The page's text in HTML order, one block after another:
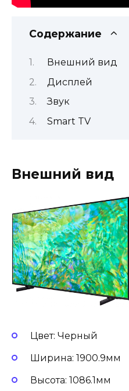
Содержание
Внешний вид
Дисплей
Звук
Smart TV
Внешний вид
Цвет: Черный
Ширина: 1900.9мм
Высота: 1086.1мм